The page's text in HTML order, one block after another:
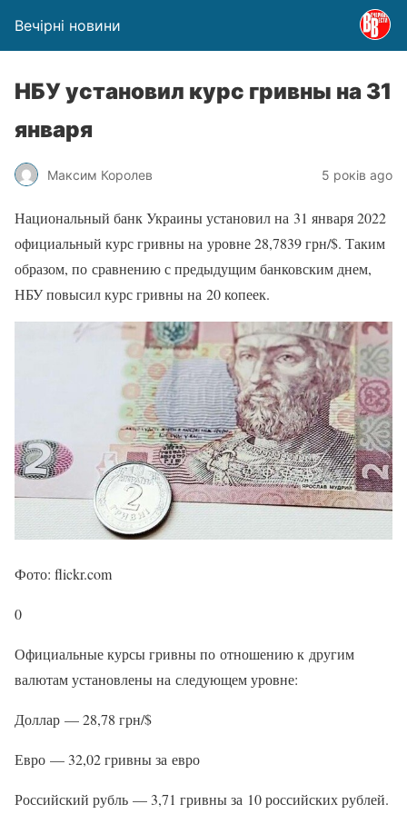
Вечірні новини
НБУ установил курс гривны на 31
января
Максим Королев 5 років ago
Национальный банк Украины установил на 31 января 2022
официальный курс гривны на уровне 28,7839 грн/$. Таким
образом, по сравнению с предыдущим банковским днем,
НБУ повысил курс гривны на 20 копеек.
Фото: flickr.com
0
Официальные курсы гривны по отношению к другим
валютам установлены на следующем уровне:
Доллар — 28,78 грн/$
Евро — 32,02 гривны за евро
Российский рубль — 3,71 гривны за 10 российских рублей.